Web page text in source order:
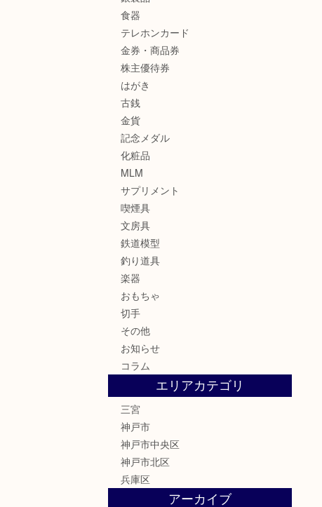
食器
テレホンカード
金券・商品券
株主優待券
はがき
古銭
金貨
記念メダル
化粧品
MLM
サプリメント
喫煙具
文房具
鉄道模型
釣り道具
楽器
おもちゃ
切手
その他
お知らせ
コラム
エリアカテゴリ
三宮
神戸市
神戸市中央区
神戸市北区
兵庫区
アーカイブ